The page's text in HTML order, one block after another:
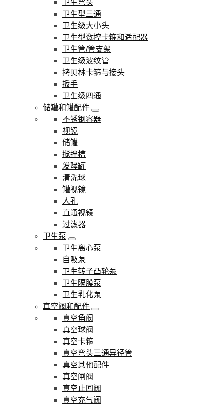
卫生弯头
卫生型三通
卫生级大小头
卫生型数控卡箍和适配器
卫生管/管支架
卫生级波纹管
拷贝林卡箍与接头
扳手
卫生级四通
储罐和罐配件
不锈钢容器
视镜
储罐
搅拌槽
发酵罐
清洗球
罐视镜
人孔
直通视镜
过滤器
卫生泵
卫生离心泵
自吸泵
卫生转子凸轮泵
卫生隔膜泵
卫生乳化泵
真空阀和配件
真空角阀
真空球阀
真空卡箍
真空弯头三通异径管
真空其他配件
真空闸阀
真空止回阀
真空充气阀